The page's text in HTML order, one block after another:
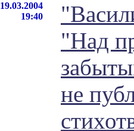
19.03.2004
19:40
"Над
не